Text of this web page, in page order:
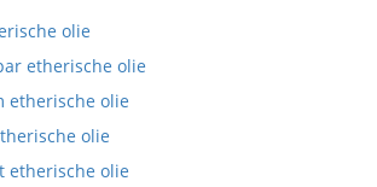
olie
etherische olie
etherische olie
olie
etherische olie